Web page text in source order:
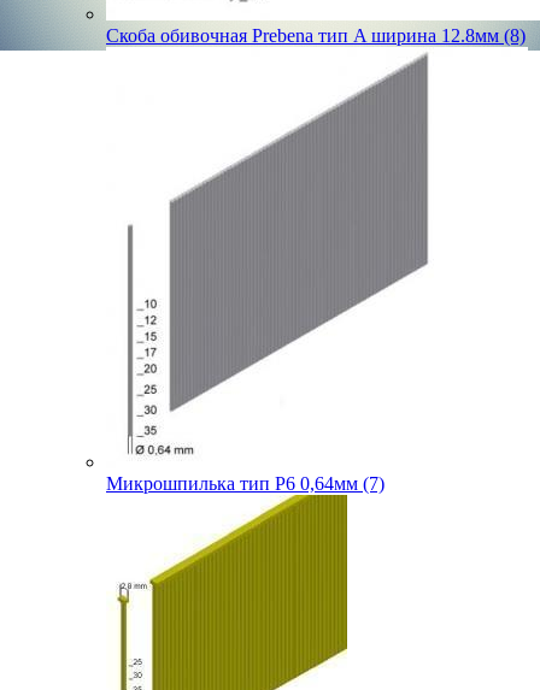
Скоба обивочная Prebena тип A ширина 12.8мм (8)
Микрошпилька тип P6 0,64мм (7)